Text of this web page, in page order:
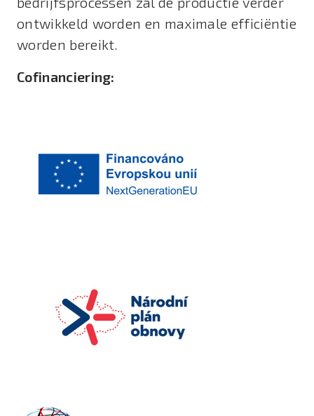
ontwikkeld worden en maximale efficiëntie
worden bereikt.
Cofinanciering: